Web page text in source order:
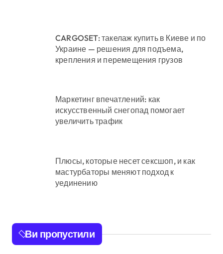
CARGOSET: такелаж купить в Киеве и по
Украине — решения для подъема,
крепления и перемещения грузов
Маркетинг впечатлений: как
искусственный снегопад помогает
увеличить трафик
Плюсы, которые несет сексшоп, и как
мастурбаторы меняют подход к
уединению
Ви пропустили